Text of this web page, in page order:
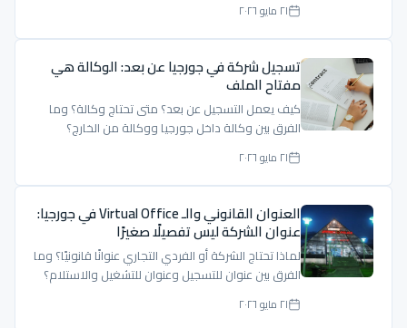
٢١ مايو ٢٠٢٦
تسجيل شركة في جورجيا عن بعد: الوكالة هي
مفتاح الملف
كيف يعمل التسجيل عن بعد؟ متى تحتاج وكالة؟ وما
الفرق بين وكالة داخل جورجيا ووكالة من الخارج؟
٢١ مايو ٢٠٢٦
العنوان القانوني والـ Virtual Office في جورجيا:
عنوان الشركة ليس تفصيلًا صغيرًا
لماذا تحتاج الشركة أو الفردي التجاري عنوانًا قانونيًا؟ وما
الفرق بين عنوان للتسجيل وعنوان للتشغيل والاستلام؟
٢١ مايو ٢٠٢٦